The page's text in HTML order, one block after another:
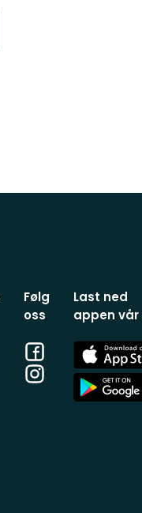
Følg
oss
Facebook
Instagram
Last ned
appen vår
App
Store
App
Store